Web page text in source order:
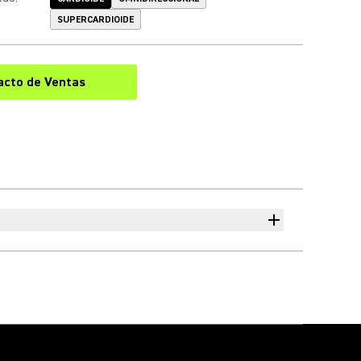
SUPERCARDIOIDE
de Ventas